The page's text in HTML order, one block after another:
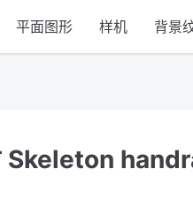
平面图形 样机 背景
Skeleton